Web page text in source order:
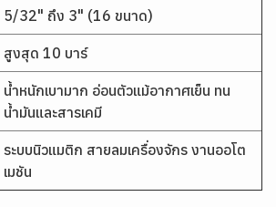
5/32" ถึง 3" (16 ขนาด)
สูงสุด 10 บาร์
น้ำหนักเบามาก อ่อนตัวแม้อากาศเย็น ทน
น้ำมันและสารเคมี
ระบบนิวแมติก สายลมเครื่องจักร งานออโต
เมชัน